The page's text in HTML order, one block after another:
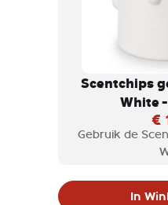
Scentchips
White
€
Gebruik de
In